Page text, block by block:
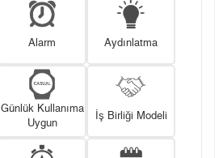
Alarm Aydınlatma
Günlük Kullanıma
Uygun
İş Birliği Modeli